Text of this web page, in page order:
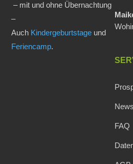
– mit und ohne Übernachtung
–
Auch Kindergeburtstage und
Feriencamp.
FAQ